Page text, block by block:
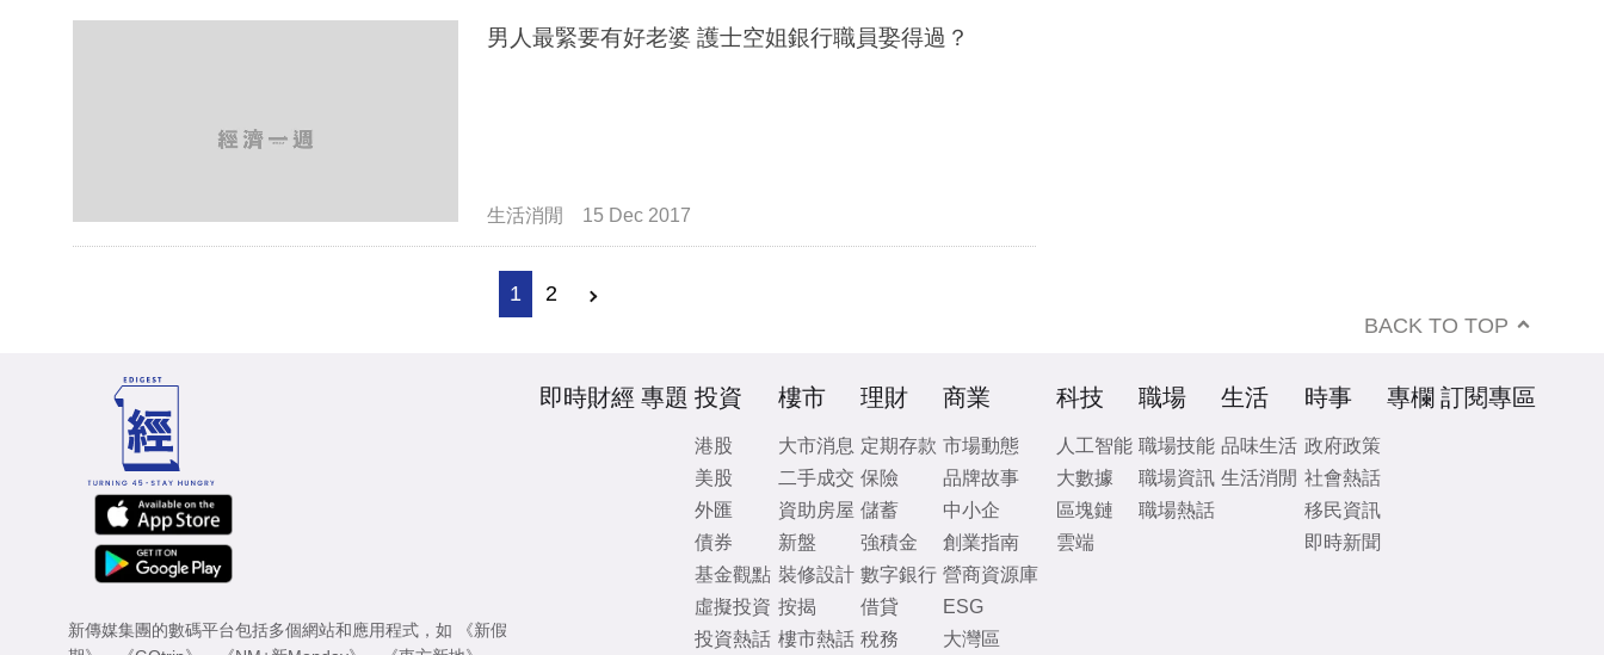
男人最緊要有好老婆 護士空姐銀行職員娶得過？
生活消閒 15 Dec 2017
1 2
BACK TO TOP
新傳媒集團的數碼平台包括多個網站和應用程式，如
《新假
即時財經 專題 投資
港股
美股
外匯
債券
基金觀點
虛擬投資
投資熱話
樓市
大市消息
二手成交
資助房屋
新盤
裝修設計
按揭
樓市熱話
理財
定期存款
保險
儲蓄
強積金
數字銀行
借貸
稅務
商業
市場動態
品牌故事
中小企
創業指南
營商資源庫
ESG
大灣區
科技
人工智能
大數據
區塊鏈
雲端
職場
職場技能
職場資訊
職場熱話
生活
品味生活
生活消閒
時事
政府政策
社會熱話
移民資訊
即時新聞
專欄 訂閱專區